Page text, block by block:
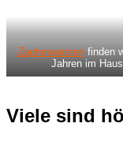
Zapfenwanzenfinden
Jahren im
Viele sind